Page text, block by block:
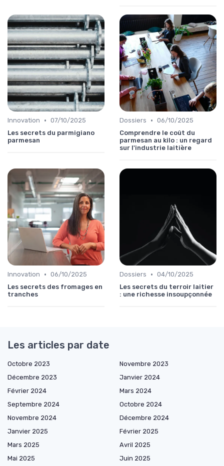
Innovation • 07/10/2025
Les secrets du parmigiano
parmesan
Dossiers • 06/10/2025
Comprendre le coût du
parmesan au kilo : un regard
sur l'industrie laitière
Innovation • 06/10/2025
Les secrets des fromages en
tranches
Dossiers • 04/10/2025
Les secrets du terroir laitier
: une richesse insoupçonnée
Les articles par date
Octobre 2023
Novembre 2023
Décembre 2023
Janvier 2024
Février 2024
Mars 2024
Septembre 2024
Octobre 2024
Novembre 2024
Décembre 2024
Janvier 2025
Février 2025
Mars 2025
Avril 2025
Mai 2025
Juin 2025